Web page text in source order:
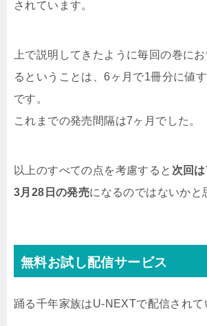
されています。
上で説明してきたように毎回の巻にお
るということは、6ヶ月で1冊分に値
です。
これまでの発売間隔は7ヶ月でした。
以上のすべての点を考慮すると 次回
3月28日の発売になるのではないかと
無料お試し配信サービス
踊る千年家族はU-NEXTで配信されて